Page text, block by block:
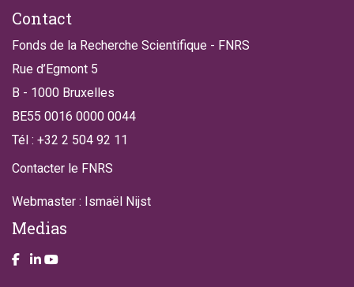
Contact
Fonds de la Recherche Scientifique - FNRS
Rue d’Egmont 5
B - 1000 Bruxelles
BE55 0016 0000 0044
Tél : +32 2 504 92 11
Contacter le FNRS
Webmaster : Ismaël Nijst
Medias
Take a look on our facebook page
Take a look on our LinkendIn page